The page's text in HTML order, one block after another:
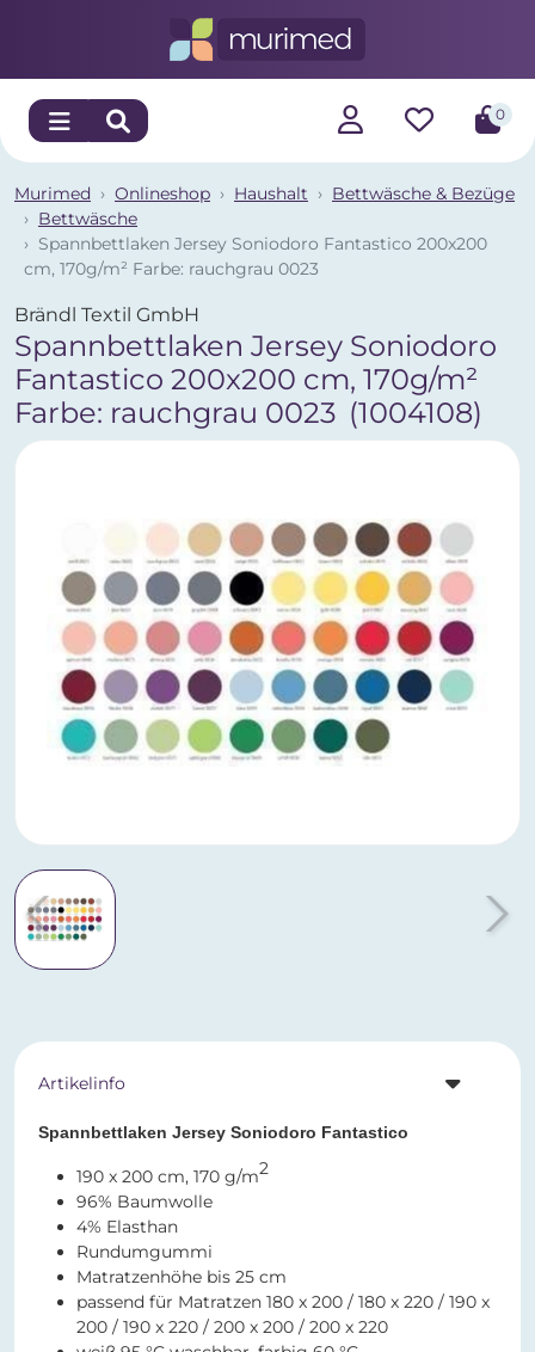
0
Murimed Onlineshop Haushalt
Bettwäsche & Bezüge
Bettwäsche
Spannbettlaken Jersey Soniodoro Fantastico 200x200
cm, 170g/m² Farbe: rauchgrau 0023
Brändl Textil GmbH
Spannbettlaken Jersey Soniodoro
Fantastico 200x200 cm, 170g/m²
Farbe: rauchgrau 0023 (1004108)
Artikelinfo
Spannbettlaken Jersey Soniodoro Fantastico
190 x 200 cm, 170 g/m2
96% Baumwolle
4% Elasthan
Rundumgummi
Matratzenhöhe bis 25 cm
passend für Matratzen 180 x 200 / 180 x 220 / 190 x
200 / 190 x 220 / 200 x 200 / 200 x 220